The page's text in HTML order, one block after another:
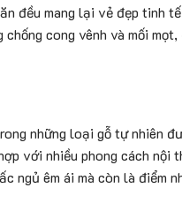
đều mang lại vẻ đẹp tinh
cong vênh và mối
những loại gỗ tự nhiên
với nhiều phong cách
ngủ êm ái mà còn là điểm